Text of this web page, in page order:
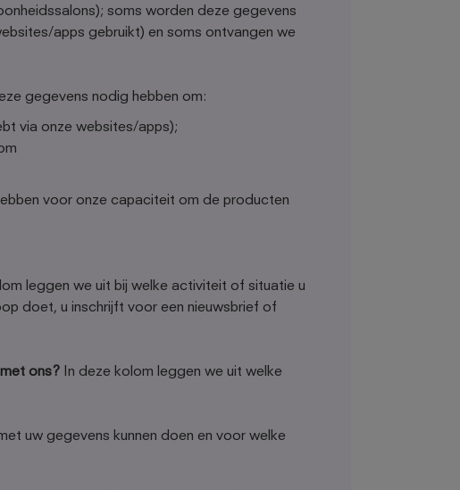
soms worden deze gegevens
apps gebruikt) en soms ontvangen we
gegevens nodig hebben om:
via onze websites/apps);
voor onze capaciteit om de producten
leggen we uit bij welke activiteit of situatie u
doet, u inschrijft voor een nieuwsbrief of
ons? In deze kolom leggen we uit welke
uw gegevens kunnen doen en voor welke